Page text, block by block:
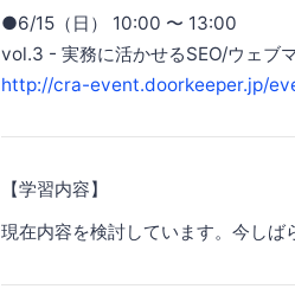
●6/15（日） 10:00 〜 13:00
vol.3 - 実務に活かせるSEO/ウェブ
http://cra-event.doorkeeper.jp/
【学習内容】
現在内容を検討しています。今しば